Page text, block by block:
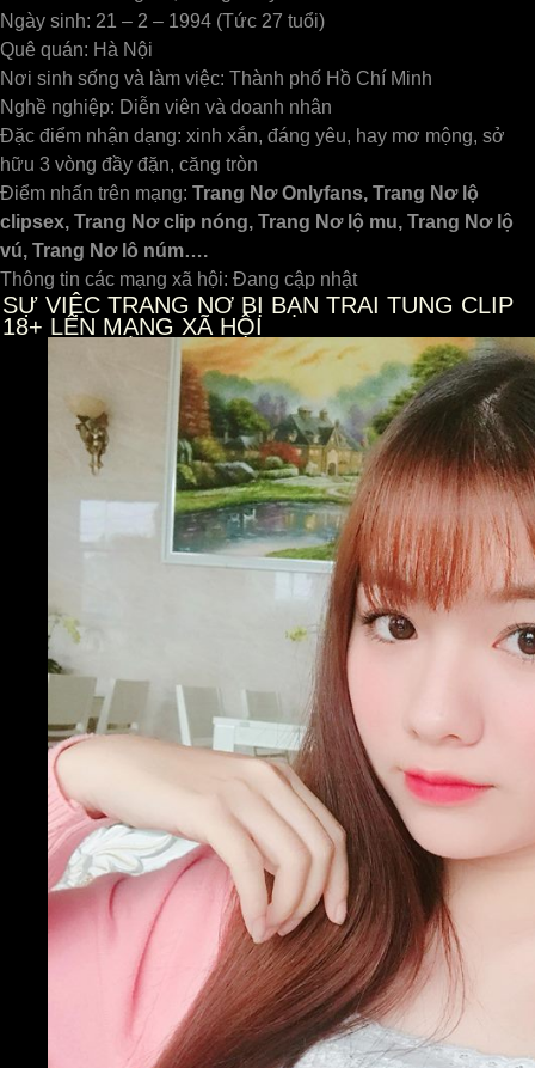
Ngày sinh: 21 – 2 – 1994 (Tức 27 tuổi)
Quê quán: Hà Nội
Nơi sinh sống và làm việc: Thành phố Hồ Chí Minh
Nghề nghiệp: Diễn viên và doanh nhân
Đặc điểm nhận dạng: xinh xắn, đáng yêu, hay mơ mộng, sở
hữu 3 vòng đầy đặn, căng tròn
Điểm nhấn trên mạng: Trang Nơ Onlyfans, Trang Nơ lộ
clipsex, Trang Nơ clip nóng, Trang Nơ lộ mu, Trang Nơ lộ
vú, Trang Nơ lô núm….
Thông tin các mạng xã hội: Đang cập nhật
SỰ VIỆC TRANG NƠ BỊ BẠN TRAI TUNG CLIP
18+ LÊN MẠNG XÃ HỘI